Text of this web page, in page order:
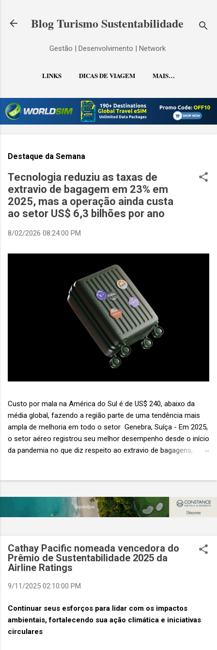
Blog Turismo Sustentabilidade
Gestão | Desenvolvimento | Network
LINKS DICAS DE VIAGEM MAIS…
CONTATO
Destaque da Semana
Tecnologia reduziu as taxas de
extravio de bagagem em 23% em
2025, mas a operação ainda custa
ao setor US$ 6,3 bilhões por ano
8/02/2026 08:24:00 PM
Custo por mala na América do Sul é de US$ 240, abaixo da
média global, fazendo a região parte de uma tendência mais
ampla de melhoria em todo o setor Genebra, Suíça - Em 2025,
o setor aéreo registrou seu melhor desempenho desde o início
da pandemia no que diz respeito ao extravio de bagagens,
“Baggage IT Insights” de 2026 da SITA, a 20ª edição anual
desse importante estudo de referência à indústria. (© SITA)
custa ao setor US$ 6,3 bilhões anualmente. Cada mala
extraviada acarreta um custo médio de US$ 260. Com um
lucro líquido médio de apenas US$ 8 por passageiro, uma mala
cinco anulam o lucro de um voo inteiro. O núme...
Cathay Pacific nomeada vencedora do
Prêmio de Sustentabilidade 2025 da
Airline Ratings
9/11/2025 02:10:00 PM
Continuar seus esforços para lidar com os impactos
ambientais, fortalecendo sua ação climática e iniciativas
circulares